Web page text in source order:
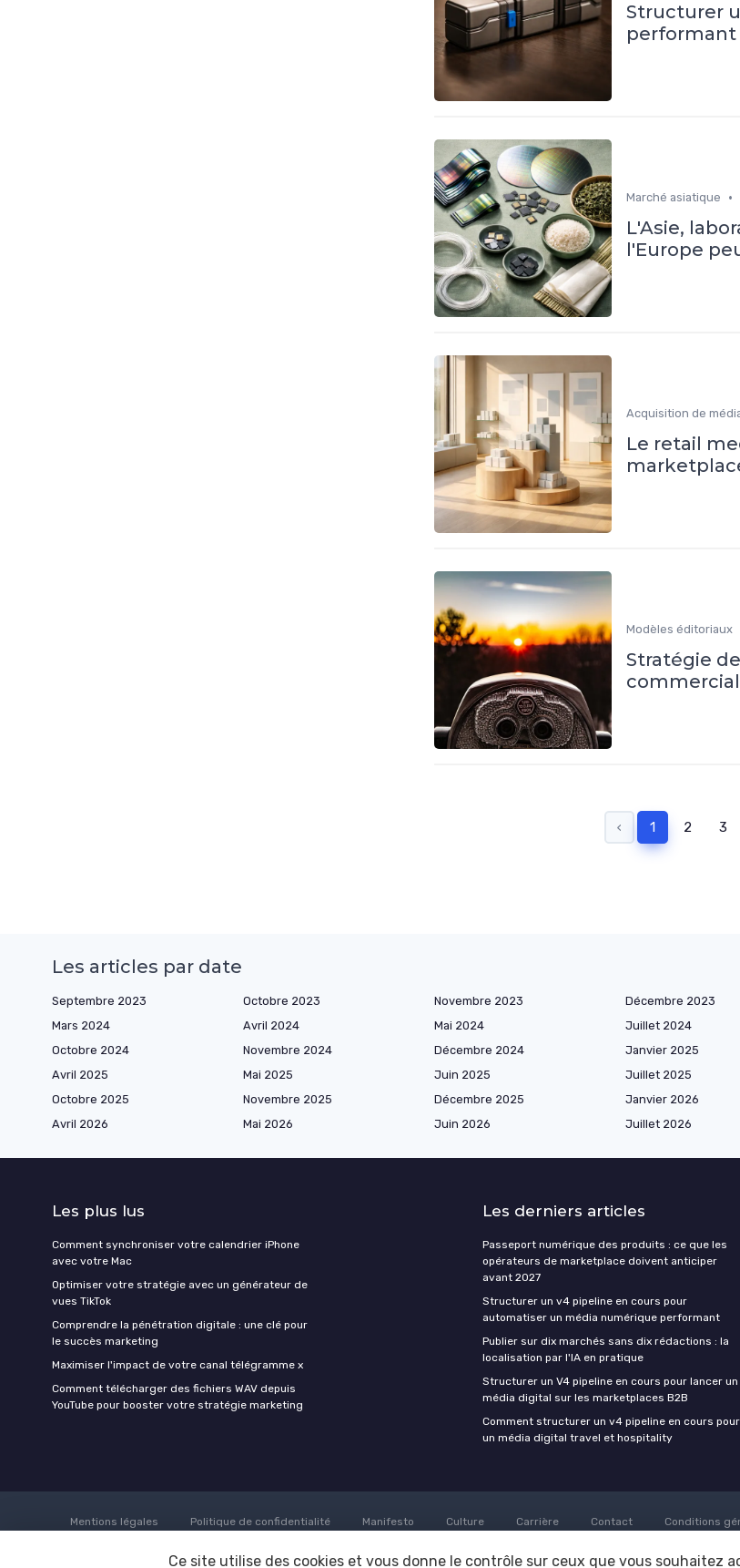
Structurer
performant
Marché asiatique •
L'Asie,
l'Europe
Acquisition de
Le retail
Modèles éditoriaux
Stratégie
‹ 1 2 3
Les articles par date
Septembre 2023 Octobre 2023 Novembre 2023 Décembre 2023
Mars 2024
Avril 2024 Mai 2024 Juillet 2024
Octobre 2024
Novembre 2024 Décembre 2024 Janvier 2025
Avril 2025
Mai 2025 Juin 2025 Juillet 2025
Octobre 2025
Novembre 2025 Décembre 2025 Janvier 2026
Avril 2026
Mai 2026 Juin 2026 Juillet 2026
Les plus lus
Comment synchroniser votre calendrier iPhone
avec votre Mac
Optimiser votre stratégie avec un générateur de
vues TikTok
Comprendre la pénétration digitale : une clé pour
le succès marketing
Maximiser l'impact de votre canal télégramme x
Comment télécharger des fichiers WAV depuis
YouTube pour booster votre stratégie marketing
Les derniers articles
Passeport numérique des produits : ce que les
opérateurs de marketplace doivent anticiper
avant 2027
Structurer un v4 pipeline en cours pour
automatiser un média numérique performant
Publier sur dix marchés sans dix rédactions : la
localisation par l'IA en pratique
Structurer un V4 pipeline en cours pour lancer un
média digital sur les marketplaces B2B
Comment structurer un v4 pipeline en cours pour
un média digital travel et hospitality
Mentions légales Politique de confidentialité Manifesto Culture Carrière Contact Conditions
© Nenuphar Media 2026
Ce site utilise des cookies et vous donne le contrôle sur ceux que vous souhaitez